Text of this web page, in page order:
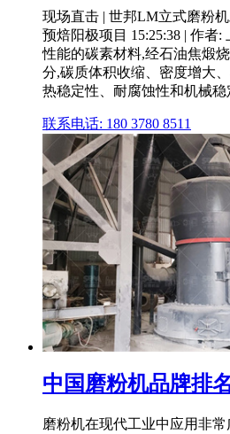
现场直击 | 世邦LM立式磨粉
预焙阳极项目 15:25:38 | 作者
性能的碳素材料,经石油焦煅
分,碳质体积收缩、密度增大
热稳定性、耐腐蚀性和机械稳
联系电话: 180 3780 8511
中国磨粉机品牌排
磨粉机在现代工业中应用非